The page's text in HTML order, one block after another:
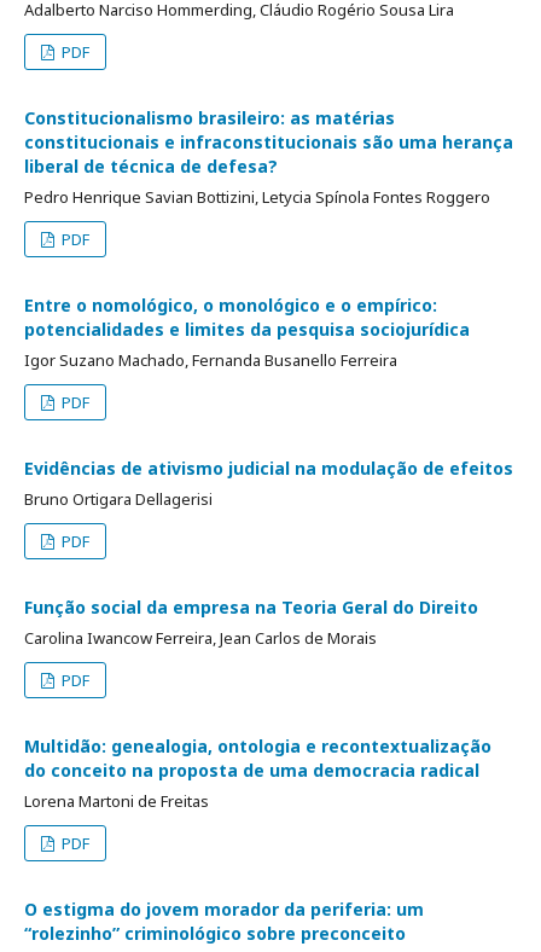
Adalberto Narciso Hommerding, Cláudio Rogério Sousa Lira
PDF
Constitucionalismo brasileiro: as matérias
constitucionais e infraconstitucionais são uma herança
liberal de técnica de defesa?
Pedro Henrique Savian Bottizini, Letycia Spínola Fontes Roggero
PDF
Entre o nomológico, o monológico e o empírico:
potencialidades e limites da pesquisa sociojurídica
Igor Suzano Machado, Fernanda Busanello Ferreira
PDF
Evidências de ativismo judicial na modulação de efeitos
Bruno Ortigara Dellagerisi
PDF
Função social da empresa na Teoria Geral do Direito
Carolina Iwancow Ferreira, Jean Carlos de Morais
PDF
Multidão: genealogia, ontologia e recontextualização
do conceito na proposta de uma democracia radical
Lorena Martoni de Freitas
PDF
O estigma do jovem morador da periferia: um
“rolezinho” criminológico sobre preconceito